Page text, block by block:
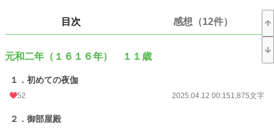
続編『針の檻』連載開始しました。
BL
目次 感想（12件）
元和二年（１６１６年） １１歳
１．初めての夜伽
52 2025.04.12 00:151,875文字
２．御部屋殿